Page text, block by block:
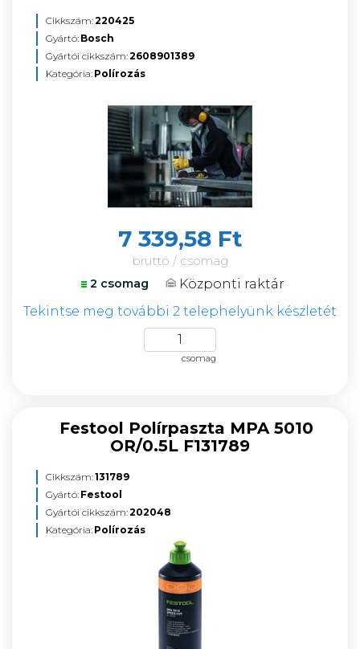
Cikkszám:220425
Gyártó: Bosch
Gyártói cikkszám:2608901389
Kategória: Polírozás
7 339,58 Ft
bruttó / csomag
2 csomag
Központi raktár
Tekintse meg további 2 telephelyünk készletét
csomag
Festool Polírpaszta MPA 5010
OR/0.5L F131789
Cikkszám:131789
Gyártó: Festool
Gyártói cikkszám:202048
Kategória: Polírozás